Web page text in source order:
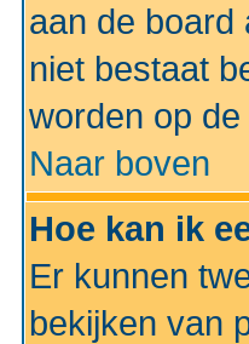
aan de board
niet bestaat
worden op
Naar boven
Hoe kan ik
Er kunnen
bekijken van